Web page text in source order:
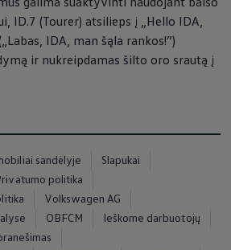
padangos
įvykus eismo įvykiui ar automobiliui
servisas
ir eksterjero apsauga
ir grąžinimas
kampanijos
ir kiti šviesos indikatoriai
jūsų Volkswagen automobilio
degimo variklį turinčių automobilių
instrukcija
ID.7 (Tourer) atsilieps į „Hello IDA,
IDA, man šąla rankos!”)
ir nukreipdamas šilto oro srautą į
sandėlyje
Slapukai
politika
Volkswagen AG
OBFCM
Ieškome darbuotojų